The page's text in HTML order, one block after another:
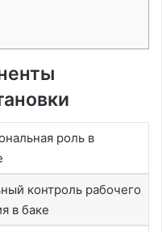
роль в
контроль рабочего
в баке